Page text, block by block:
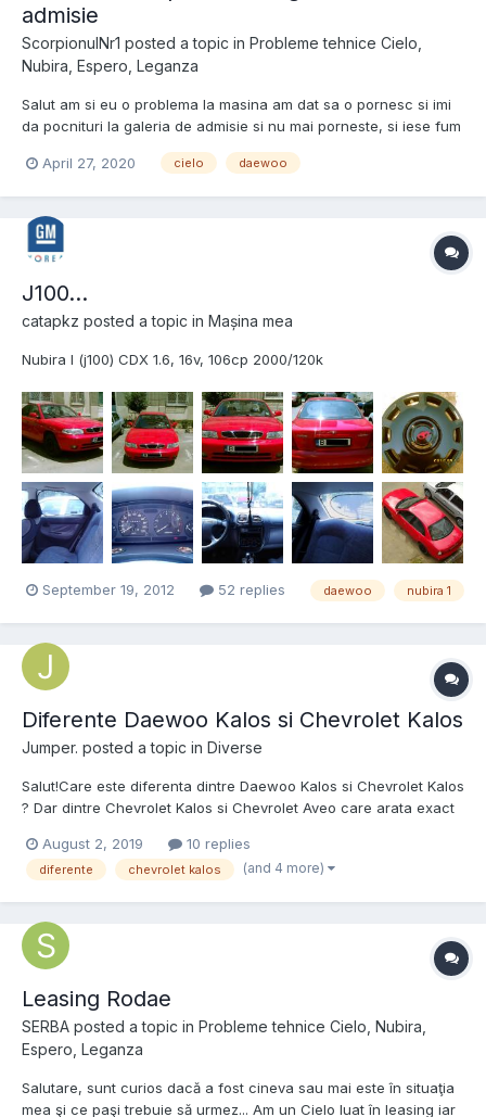
admisie
ScorpionulNr1 posted a topic in Probleme tehnice Cielo,
Nubira, Espero, Leganza
Salut am si eu o problema la masina am dat sa o pornesc si imi
da pocnituri la galeria de admisie si nu mai porneste, si iese fum
April 27, 2020
cielo daewoo
J100...
catapkz posted a topic in Mașina mea
Nubira I (j100) CDX 1.6, 16v, 106cp 2000/120k
September 19, 2012 52 replies daewoo nubira 1
Diferente Daewoo Kalos si Chevrolet Kalos
Jumper. posted a topic in Diverse
Salut!Care este diferenta dintre Daewoo Kalos si Chevrolet Kalos
? Dar dintre Chevrolet Kalos si Chevrolet Aveo care arata exact
August 2, 2019
10 replies
diferente chevrolet kalos (and 4 more)
Leasing Rodae
SERBA posted a topic in Probleme tehnice Cielo, Nubira,
Espero, Leganza
Salutare, sunt curios dacă a fost cineva sau mai este în situaţia
mea şi ce paşi trebuie să urmez... Am un Cielo luat în leasing iar